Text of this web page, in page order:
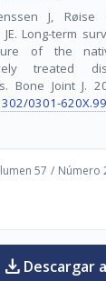
J,
JE. Long-term
of the
treated
Bone Joint J.
0301-
57 / Número
download Descargar